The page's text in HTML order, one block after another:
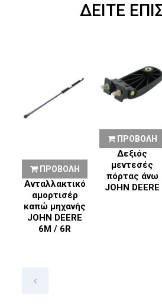
ΔΕΙΤΕ
ΠΡΟΒΟΛΗ
Ανταλλακτικό
αμορτισέρ
καπώ μηχανής
JOHN DEERE
6M / 6R
ΠΡΟΒΟΛΗ
Δεξιός
μεντεσές
πόρτας άνω
JOHN DEERE